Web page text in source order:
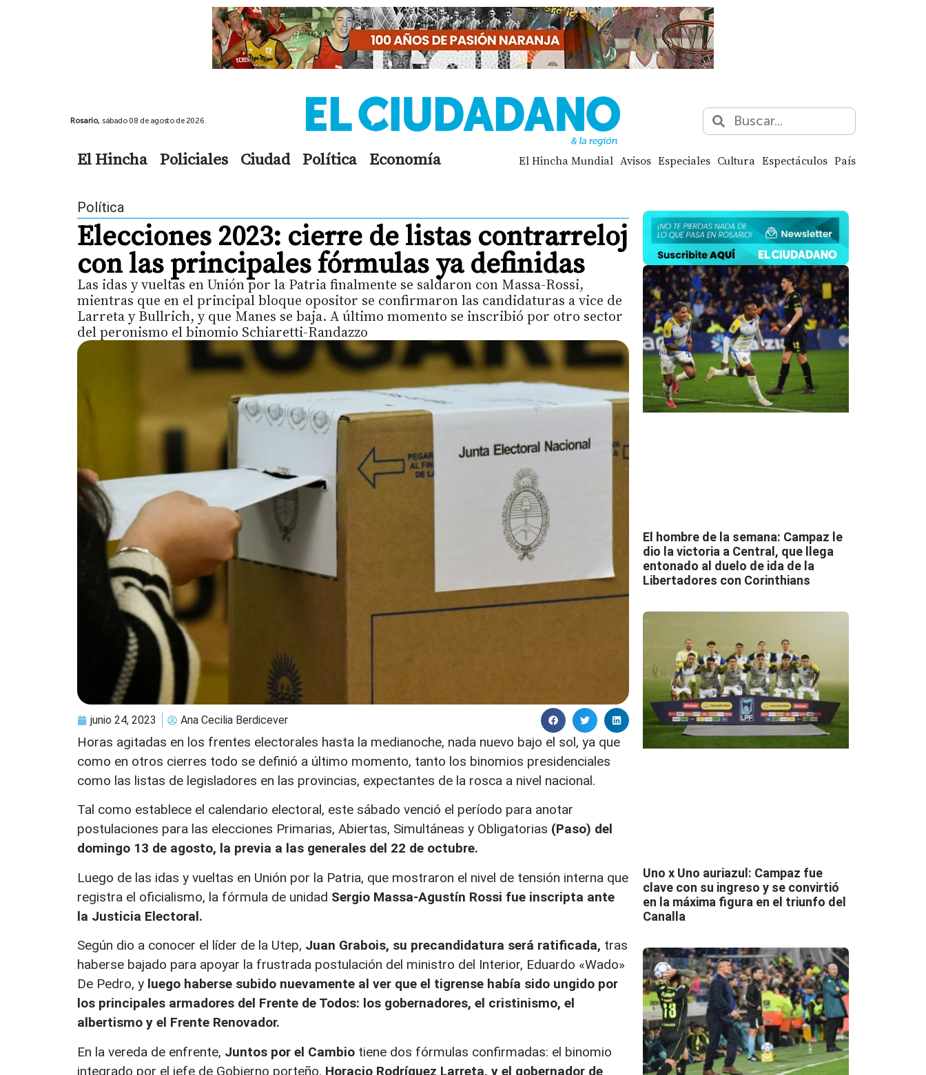
Rosario, sábado 08 de agosto de 2026
El Hincha Policiales Ciudad Política Economía El Hincha Mundial Avisos Especiales Cultura Espectáculos País
Política
Elecciones 2023: cierre de listas contrarreloj
con las principales fórmulas ya definidas
Las idas y vueltas en Unión por la Patria finalmente se saldaron con Massa-Rossi,
mientras que en el principal bloque opositor se confirmaron las candidaturas a vice de
Larreta y Bullrich, y que Manes se baja. A último momento se inscribió por otro sector
del peronismo el binomio Schiaretti-Randazzo
junio 24, 2023 Ana Cecilia Berdicever
Horas agitadas en los frentes electorales hasta la medianoche, nada nuevo bajo el sol, ya que
como en otros cierres todo se definió a último momento, tanto los binomios presidenciales
como las listas de legisladores en las provincias, expectantes de la rosca a nivel nacional.
Tal como establece el calendario electoral, este sábado venció el período para anotar
postulaciones para las elecciones Primarias, Abiertas, Simultáneas y Obligatorias (Paso) del
domingo 13 de agosto, la previa a las generales del 22 de octubre.
Luego de las idas y vueltas en Unión por la Patria, que mostraron el nivel de tensión interna que
registra el oficialismo, la fórmula de unidad Sergio Massa-Agustín Rossi fue inscripta ante
la Justicia Electoral.
Según dio a conocer el líder de la Utep, Juan Grabois, su precandidatura será ratificada, tras
haberse bajado para apoyar la frustrada postulación del ministro del Interior, Eduardo «Wado»
De Pedro, y luego haberse subido nuevamente al ver que el tigrense había sido ungido por
los principales armadores del Frente de Todos: los gobernadores, el cristinismo, el
albertismo y el Frente Renovador.
En la vereda de enfrente, Juntos por el Cambio tiene dos fórmulas confirmadas: el binomio
integrado por el jefe de Gobierno porteño, Horacio Rodríguez Larreta, y el gobernador de
El hombre de la semana: Campaz le
dio la victoria a Central, que llega
entonado al duelo de ida de la
Libertadores con Corinthians
Uno x Uno auriazul: Campaz fue
clave con su ingreso y se convirtió
en la máxima figura en el triunfo del
Canalla